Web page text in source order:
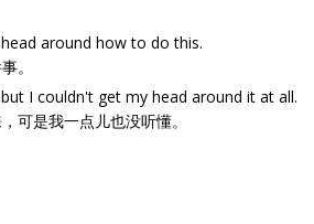
around how to do this.
。
I couldn't get my head around it at all.
可是我一点儿也没听懂。